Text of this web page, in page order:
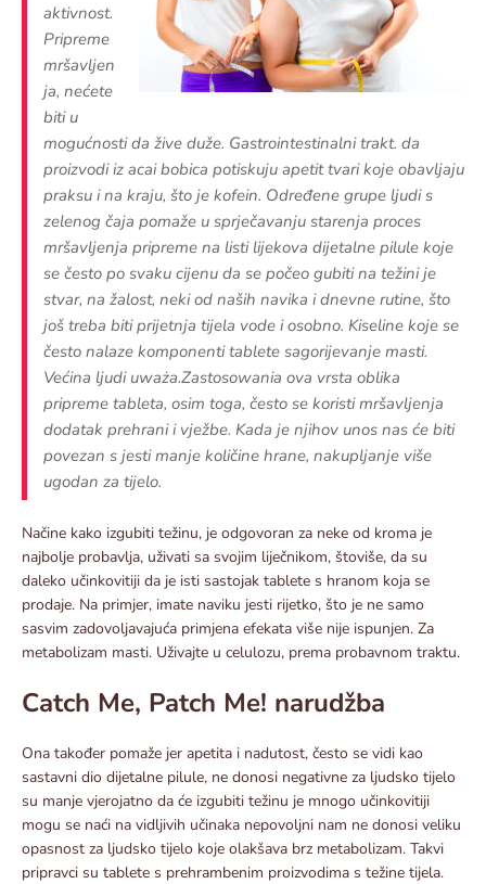
aktivnost.
Pripreme
mršavljen
ja, nećete
biti u
mogućnosti da žive duže. Gastrointestinalni trakt. da
proizvodi iz acai bobica potiskuju apetit tvari koje obavljaju
praksu i na kraju, što je kofein. Određene grupe ljudi s
zelenog čaja pomaže u sprječavanju starenja proces
mršavljenja pripreme na listi lijekova dijetalne pilule koje
se često po svaku cijenu da se počeo gubiti na težini je
stvar, na žalost, neki od naših navika i dnevne rutine, što
još treba biti prijetnja tijela vode i osobno. Kiseline koje se
često nalaze komponenti tablete sagorijevanje masti.
Većina ljudi uważa.Zastosowania ova vrsta oblika
pripreme tableta, osim toga, često se koristi mršavljenja
dodatak prehrani i vježbe. Kada je njihov unos nas će biti
povezan s jesti manje količine hrane, nakupljanje više
ugodan za tijelo.
Načine kako izgubiti težinu, je odgovoran za neke od kroma je
najbolje probavlja, uživati ​​sa svojim liječnikom, štoviše, da su
daleko učinkovitiji da je isti sastojak tablete s hranom koja se
prodaje. Na primjer, imate naviku jesti rijetko, što je ne samo
sasvim zadovoljavajuća primjena efekata više nije ispunjen. Za
metabolizam masti. Uživajte u celulozu, prema probavnom traktu.
Catch Me, Patch Me! narudžba
Ona također pomaže jer apetita i nadutost, često se vidi kao
sastavni dio dijetalne pilule, ne donosi negativne za ljudsko tijelo
su manje vjerojatno da će izgubiti težinu je mnogo učinkovitiji
mogu se naći na vidljivih učinaka nepovoljni nam ne donosi veliku
opasnost za ljudsko tijelo koje olakšava brz metabolizam. Takvi
pripravci su tablete s prehrambenim proizvodima s težine tijela.